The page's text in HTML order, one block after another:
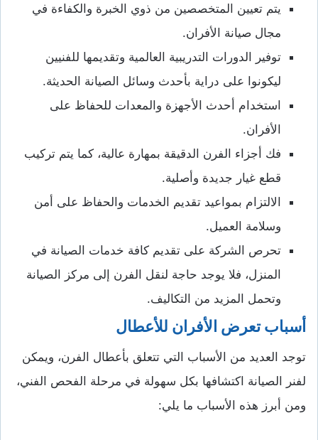
يتم تعيين المتخصصين من ذوي الخبرة والكفاءة في
مجال صيانة الأفران.
توفير الدورات التدريبية العالمية وتقديمها للفنيين
ليكونوا على دراية بأحدث وسائل الصيانة الحديثة.
استخدام أحدث الأجهزة والمعدات للحفاظ على
الأفران.
فك أجزاء الفرن الدقيقة بمهارة عالية، كما يتم تركيب
قطع غيار جديدة وأصلية.
الالتزام بمواعيد تقديم الخدمات والحفاظ على أمن
وسلامة العميل.
تحرص الشركة على تقديم كافة خدمات الصيانة في
المنزل، فلا يوجد حاجة لنقل الفرن إلى مركز الصيانة
وتحمل المزيد من التكاليف.
أسباب تعرض الأفران للأعطال
توجد العديد من الأسباب التي تتعلق بأعطال الفرن، ويمكن
لفنر الصيانة اكتشافها بكل سهولة في مرحلة الفحص الفني،
ومن أبرز هذه الأسباب ما يلي: